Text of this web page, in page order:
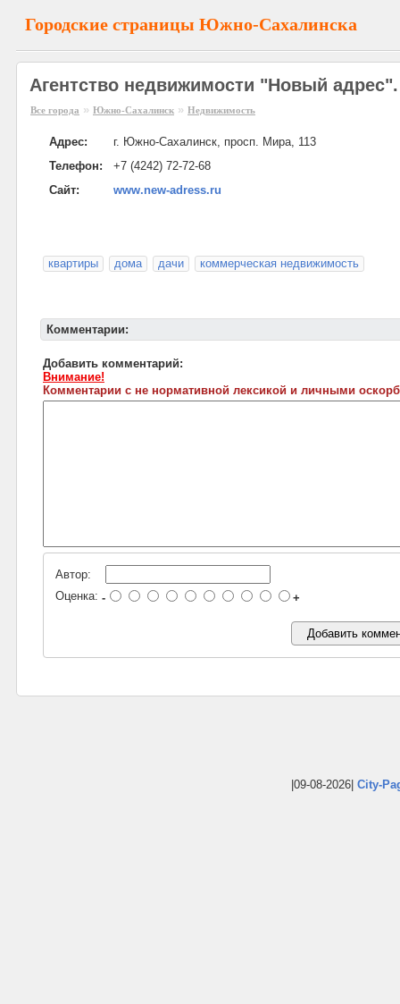
Городские страницы Южно-Сахалинска
Агентство недвижимости "Новый
Все города » Южно-Сахалинск » Недвижимость
Адрес:
г. Южно-Сахалинск, просп. Мира, 113
Телефон:
+7 (4242) 72-72-68
Сайт:
www.new-adress.ru
квартиры дома дачи коммерческая недвижимость
Комментарии:
Добавить комментарий:
Внимание!
Комментарии с не нормативной лексикой и личными
Автор:
Оценка: - +
|09-08-2026| City-